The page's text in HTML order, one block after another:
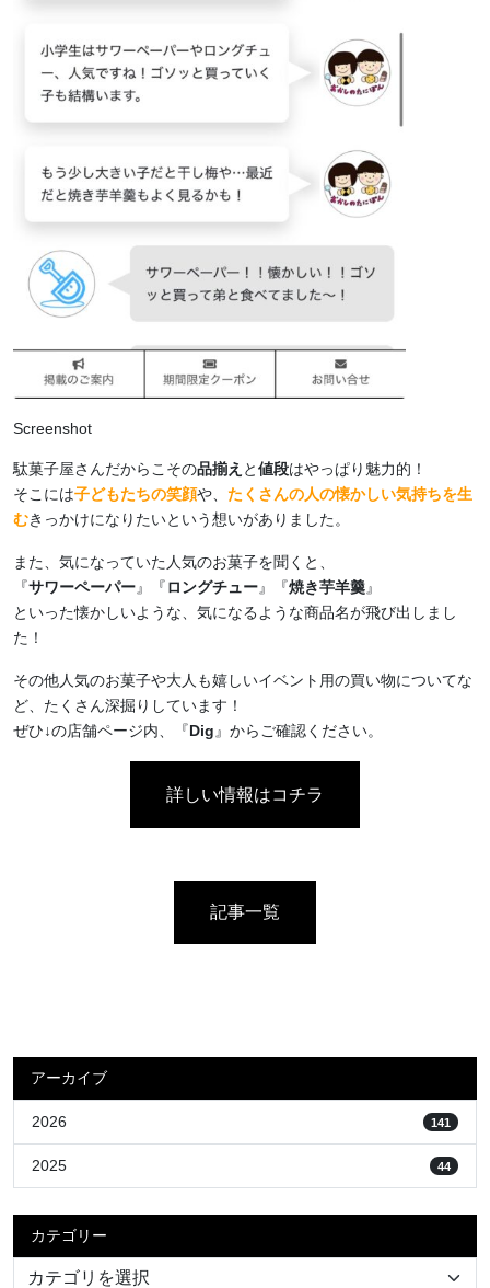
Screenshot
駄菓子屋さんだからこその品揃え と値段はやっぱり魅力的！
そこには子どもたちの笑顔や、 たくさんの人の懐かしい気持ちを生
むきっかけになりたいという想いがありました。
また、気になっていた人気のお菓子を聞くと、
『サワーペーパー』『ロングチュー』『焼き芋羊羹』
といった懐かしいような、気になるような商品名が飛び出しまし
た！
その他人気のお菓子や大人も嬉しいイベント用の買い物についてな
ど、たくさん深掘りしています！
ぜひ↓の店舗ページ内、『Dig』からご確認ください。
詳しい情報はコチラ
記事一覧
アーカイブ
2026 141
2025 44
カテゴリー